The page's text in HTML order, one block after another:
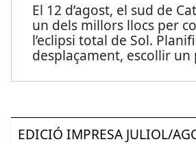
El 12 d’agost, el sud de
un dels millors llocs per
l’eclipsi total de Sol.
desplaçament, escollir un
EDICIÓ IMPRESA JULIOL/